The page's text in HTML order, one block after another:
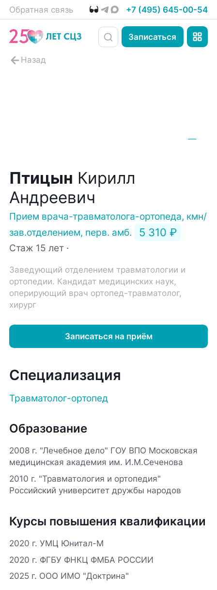
Обратная связь +7 (495) 645-00-54
Записаться
Птицын Кирилл
Андреевич
Стаж 15 лет ·
Прием врача-травматолога-ортопеда, кмн/
зав.отделением, перв. амб.
5 310 ₽
Заведующий отделением травматологии и
ортопедии. Кандидат медицинских наук,
оперирующий врач ортопед-травматолог,
хирург
Записаться на приём
Специализация
Травматолог-ортопед
Образование
2008 г. "Лечебное дело" ГОУ ВПО Московская
медицинская академия им. И.М.Сеченова
2010 г. "Травматология и ортопедия"
Российский университет дружбы народов
Курсы повышения квалификации
2020 г. УМЦ Юнитал-М
2020 г. ФГБУ ФНКЦ ФМБА РОССИИ
2025 г. ООО ИМО "Доктрина"